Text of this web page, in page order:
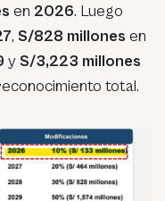
en 2026. Luego
, S/828 millones en
yS/3,223 millones
total.